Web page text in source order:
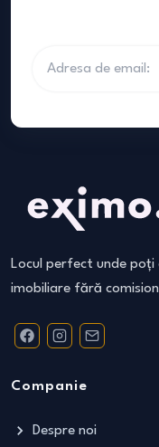
Locul perfect unde
imobiliare fără comision
Companie
Despre noi